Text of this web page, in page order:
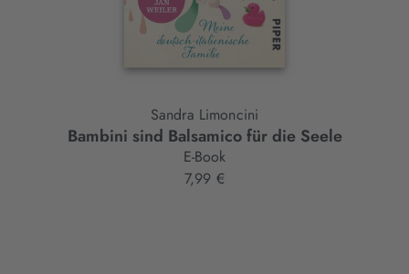
Sandra Limoncini
Bambini sind Balsamico für die Seele
E-Book
7,99 €